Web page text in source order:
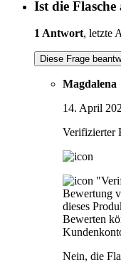
Ist die Flasche
1 Antwort, letzte
Diese Frage
Magdalena
14. April
Verifizierter
Bewertung
dieses
Bewerten
Nein, die